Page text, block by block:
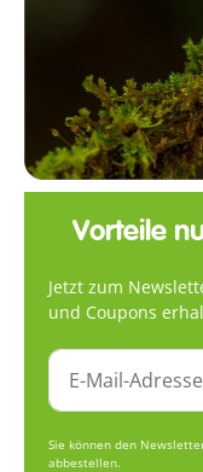
Vorteile
Jetzt zum
und Coupons
Sie können den
abbestellen.